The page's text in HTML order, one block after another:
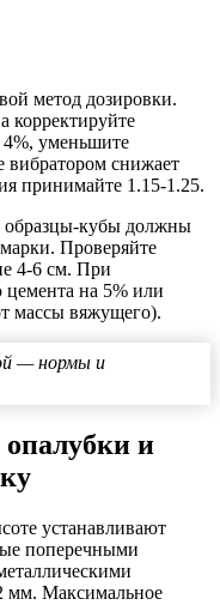
метод дозировки.
корректируйте
4%, уменьшите
вибратором снижает
принимайте 1.15-1.25.
образцы-кубы должны
Проверяйте
4-6 см. При
цемента на 5% или
массы вяжущего).
— нормы и
опалубки и
устанавливают
поперечными
мм. Максимальное